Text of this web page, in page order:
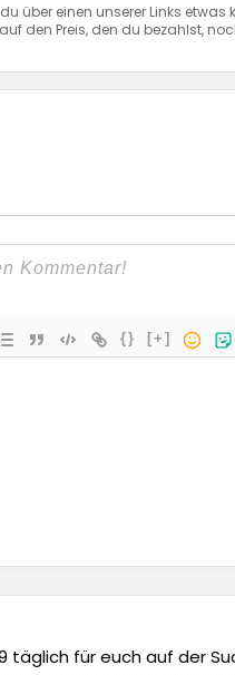
über einen unserer Links
den Preis, den du bezahlst,
{} [+]
täglich für euch auf der